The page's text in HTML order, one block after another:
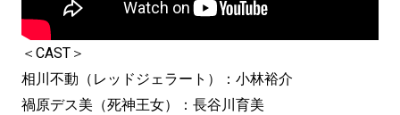
＜CAST＞
相川不動（レッドジェラート）：小林裕介
禍原デス美（死神王女）：長谷川育美